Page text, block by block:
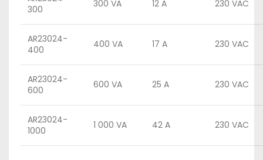
300
300 VA 12 A 230 VAC
AR23024-
400
400 VA 17 A 230 VAC
AR23024-
600
600 VA 25 A 230 VAC
AR23024-
1000
1 000 VA 42 A 230 VAC